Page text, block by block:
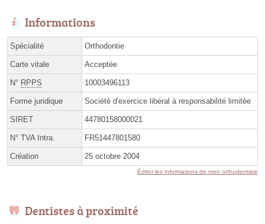
Informations
Spécialité Orthodontie
Carte vitale Acceptée
N° RPPS 10003496113
Forme juridique Société d'exercice libéral à responsabilité limitée
SIRET 44780158000021
N° TVA Intra. FR51447801580
Création 25 octobre 2004
Éditer les informations de mon orthodontiste
Dentistes à proximité